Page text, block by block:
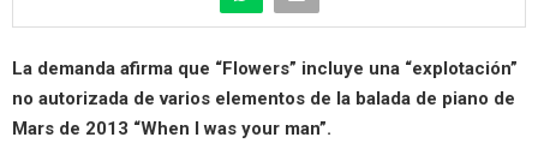
La demanda afirma que “Flowers” incluye una “explotación”
no autorizada de varios elementos de la balada de piano de
Mars de 2013 “When I was your man”.